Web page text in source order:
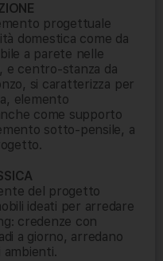
progettuale
domestica come da
a parete nelle
e centro-stanza da
si caratterizza per
elemento
come supporto
sotto-pensile, a
del progetto
ideati per arredare
credenze con
a giorno, arredano